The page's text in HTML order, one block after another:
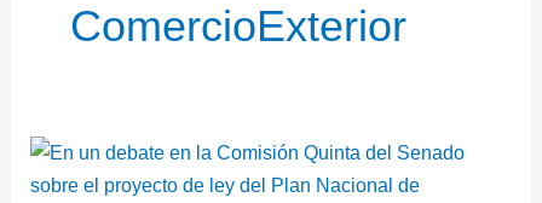
ComercioExterior
MinAgricultura
anuncia